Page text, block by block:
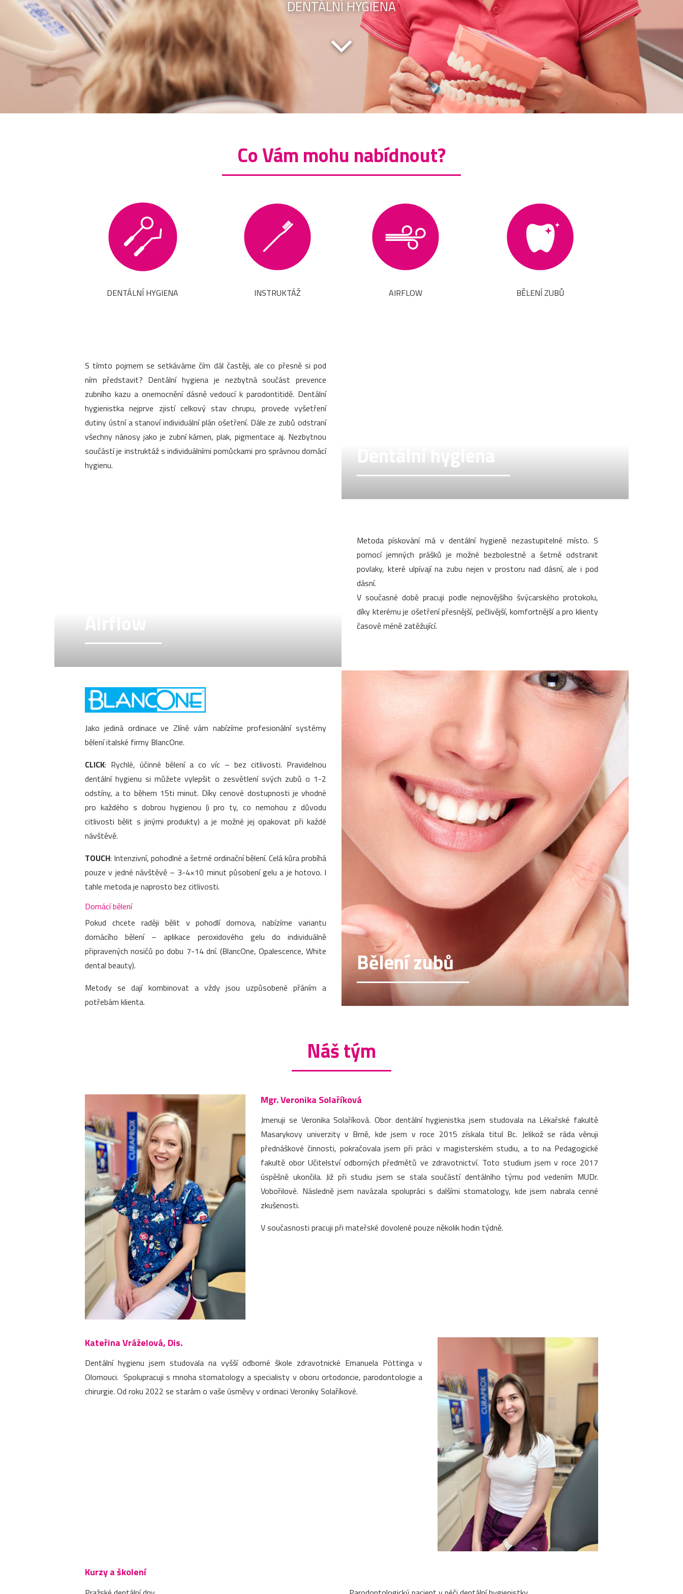
DENTÁLNÍ HYGIENA
Co Vám mohu nabídnout?
DENTÁLNÍ HYGIENA INSTRUKTÁŽ AIRFLOW BĚLENÍ ZUBŮ
S tímto pojmem se setkáváme čím dál častěji, ale co přesně si pod
ním představit? Dentální hygiena je nezbytná součást prevence
zubního kazu a onemocnění dásně vedoucí k parodontitidě. Dentální
hygienistka nejprve zjistí celkový stav chrupu, provede vyšetření
dutiny ústní a stanoví individuální plán ošetření. Dále ze zubů odstraní
všechny nánosy jako je zubní kámen, plak, pigmentace aj. Nezbytnou
součástí je instruktáž s individuálními pomůckami pro správnou domácí
hygienu.
Dentální hygiena
Airflow
Metoda pískování má v dentální hygieně nezastupitelné místo. S
pomocí jemných prášků je možné bezbolestně a šetrně odstranit
povlaky, které ulpívají na zubu nejen v prostoru nad dásní, ale i pod
dásní.
V současné době pracuji podle nejnovějšího švýcarského protokolu,
díky kterému je ošetření přesnější, pečlivější, komfortnější a pro klienty
časově méně zatěžující.
Jako jediná ordinace ve Zlíně vám nabízíme profesionální systémy
bělení italské firmy BlancOne.
CLICK: Rychlé, účinné bělení a co víc – bez citlivosti. Pravidelnou
dentální hygienu si můžete vylepšit o zesvětlení svých zubů o 1-2
odstíny, a to během 15ti minut. Díky cenové dostupnosti je vhodné
pro každého s dobrou hygienou (i pro ty, co nemohou z důvodu
citlivosti bělit s jinými produkty) a je možné jej opakovat při každé
návštěvě.
TOUCH: Intenzivní, pohodlné a šetrné ordinační bělení. Celá kůra probíhá
pouze v jedné návštěvě – 3-4×10 minut působení gelu a je hotovo. I
tahle metoda je naprosto bez citlivosti.
Domácí bělení
Pokud chcete raději bělit v pohodlí domova, nabízíme variantu
domácího bělení – aplikace peroxidového gelu do individuálně
připravených nosičů po dobu 7-14 dní. (BlancOne, Opalescence, White
dental beauty).
Metody se dají kombinovat a vždy jsou uzpůsobené přáním a
potřebám klienta.
Bělení zubů
Náš tým
Mgr. Veronika Solaříková
Jmenuji se Veronika Solaříková. Obor dentální hygienistka jsem studovala na Lékařské fakultě
Masarykovy univerzity v Brně, kde jsem v roce 2015 získala titul Bc. Jelikož se ráda věnuji
přednáškové činnosti, pokračovala jsem při práci v magisterském studiu, a to na Pedagogické
fakultě obor Učitelství odborných předmětů ve zdravotnictví. Toto studium jsem v roce 2017
úspěšně ukončila. Již při studiu jsem se stala součástí dentálního týmu pod vedením MUDr.
Vobořilové. Následně jsem navázala spolupráci s dalšími stomatology, kde jsem nabrala cenné
zkušenosti.
V současnosti pracuji při mateřské dovolené pouze několik hodin týdně.
Kateřina Vráželová, Dis.
Dentální hygienu jsem studovala na vyšší odborné škole zdravotnické Emanuela Pöttinga v
Olomouci. Spolupracuji s mnoha stomatology a specialisty v oboru ortodoncie, parodontologie a
chirurgie. Od roku 2022 se starám o vaše úsměvy v ordinaci Veroniky Solaříkové.
Kurzy a školení